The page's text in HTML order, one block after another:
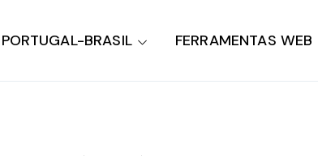
PORTUGAL-BRASIL FERRAMENTAS WEB